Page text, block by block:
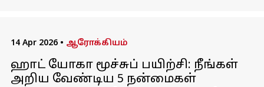
14 Apr 2026 • ஆரோக்கியம்
ஹாட் யோகா மூச்சுப் பயிற்சி: நீங்கள்
அறிய வேண்டிய 5 நன்மைகள்